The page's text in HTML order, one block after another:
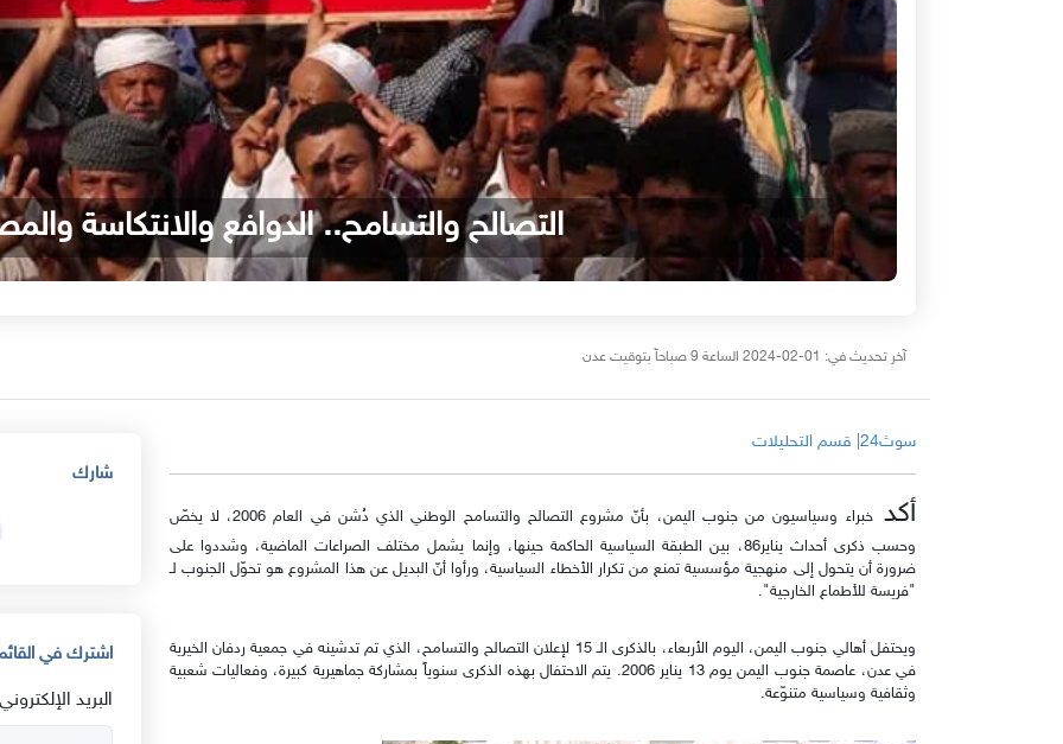
التصالح والتسامح.. الدوافع والانتكاسة
آخر تحديث في: 01-02-2024 الساعة 9 صباحاً بتوقيت عدن
سوث24| قسم التحليلات
أكد
خبراء وسياسيون من جنوب اليمن، بأنّ مشروع التصالح والتسامح الوطني الذي دُشن في العام 2006، لا يخصّ
وحسب ذكرى أحداث يناير86، بين الطبقة السياسية الحاكمة حينها، وإنما يشمل مختلف الصراعات الماضية، وشددوا على
ضرورة أن يتحول إلى منهجية مؤسسية تمنع من تكرار الأخطاء السياسية، ورأوا أنّ البديل عن هذا المشروع هو تحوّل الجنوب لـ
"فريسة للأطماع الخارجية".
ويحتفل أهالي جنوب اليمن، اليوم الأربعاء، بالذكرى الـ 15 لإعلان التصالح والتسامح، الذي تم تدشينه في جمعية ردفان الخيرية
في عدن، عاصمة جنوب اليمن يوم 13 يناير 2006. يتم الاحتفال بهذه الذكرى سنوياً بمشاركة جماهيرية كبيرة، وفعاليات شعبية
وثقافية وسياسية متنوّعة.
شارك
اشترك في
البريد